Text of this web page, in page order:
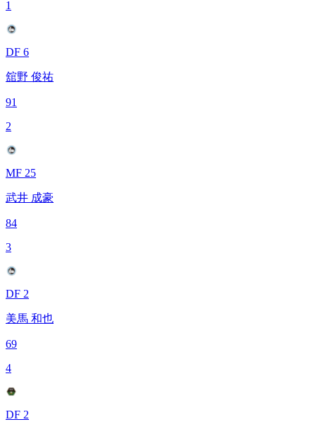
1
DF 6
舘野 俊祐
91
2
MF 25
武井 成豪
84
3
DF 2
美馬 和也
69
4
DF 2